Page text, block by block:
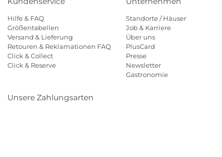
Kundenservice
Hilfe & FAQ
Größentabellen
Versand & Lieferung
Retouren & Reklamationen FAQ
Click & Collect
Unternehmen
Standorte / Häuser
Job & Karriere
Über uns
PlusCard
Presse
Newsletter